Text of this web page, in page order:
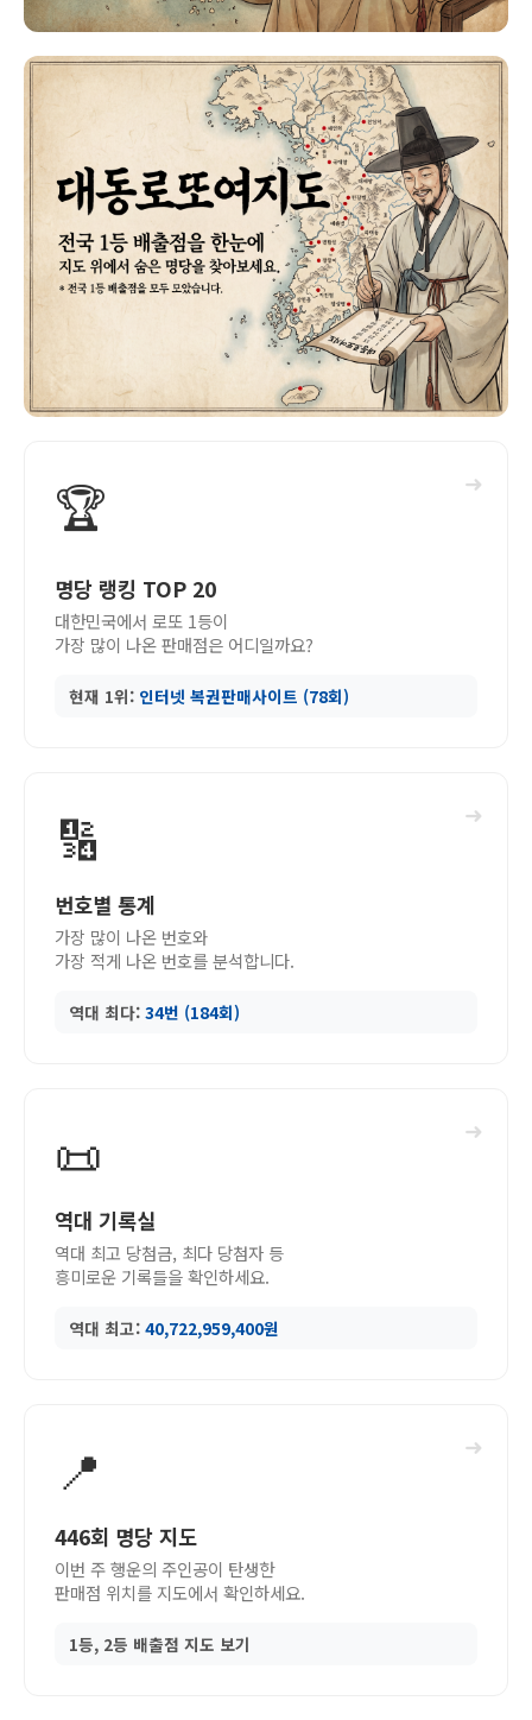
➜
🏆
명당 랭킹 TOP 20
대한민국에서 로또 1등이
가장 많이 나온 판매점은 어디일까요?
현재 1위: 인터넷 복권판매사이트 (78회)
➜
🔢
번호별 통계
가장 많이 나온 번호와
가장 적게 나온 번호를 분석합니다.
역대 최다: 34번 (184회)
➜
📜
역대 기록실
역대 최고 당첨금, 최다 당첨자 등
흥미로운 기록들을 확인하세요.
역대 최고: 40,722,959,400원
➜
📍
446회 명당 지도
이번 주 행운의 주인공이 탄생한
판매점 위치를 지도에서 확인하세요.
1등, 2등 배출점 지도 보기